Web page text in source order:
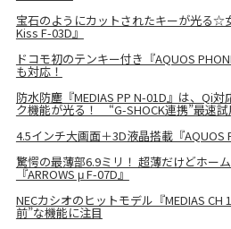
宝石のようにカットされたキーが光る☆
Kiss F-03D』
ドコモ初のテンキー付き『AQUOS
も対応！
防水防塵『MEDIAS PP N-01D』は、Qi
ク機能が光る！ “G-SHOCK連携”最速
4.5インチ大画面＋3D液晶搭載『AQUOS
驚愕の最薄部6.9ミリ！ 超薄だけどホー
『ARROWS μ F-07D』
NECカシオのヒットモデル『MEDIAS
前”な機能に注目